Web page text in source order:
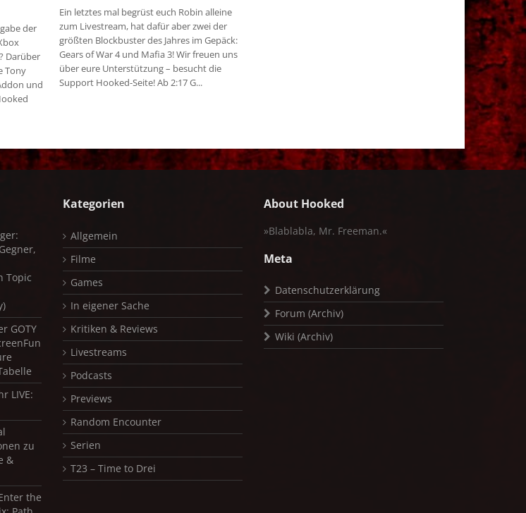
der
Darüber
Tony
und
Ein letztes mal begrüst euch Robin alleine
zum Livestream, hat dafür aber zwei der
größten Blockbuster des Jahres im Gepäck:
Gears of War 4 und Mafia 3! Wir freuen uns
über eure Unterstützung – besucht die
Support Hooked-Seite! Ab 2:17 G...
Topic
GOTY
LIVE:
zu
&
the
Kategorien
Allgemein
Filme
Games
In eigener Sache
Kritiken & Reviews
Livestreams
Podcasts
Previews
Random Encounter
Serien
T23 – Time to Drei
About Hooked
»Blablabla, Mr. Freeman.«
Meta
Datenschutzerklärung
Forum (Archiv)
Wiki (Archiv)